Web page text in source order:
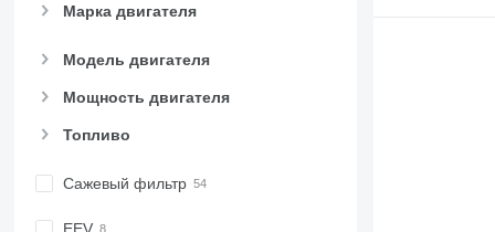
Марка двигателя
Модель двигателя
Мощность двигателя
Топливо
Сажевый фильтр